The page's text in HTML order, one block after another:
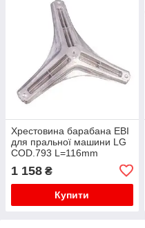
Хрестовина барабана EBI
для пральної машини LG
COD.793 L=116mm
1 158 ₴
Купити